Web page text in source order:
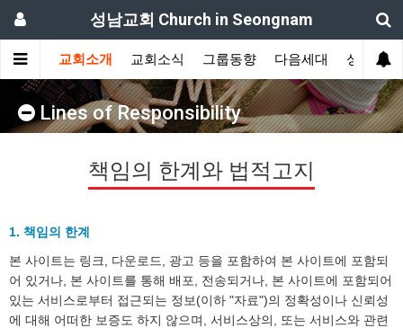
성남교회 Church in Seongnam
교회소개 교회소식 그룹동향 다음세대 성도간증
Lines of Responsibility
책임의 한계와 법적고지
1. 책임의 한계
본 사이트는 링크, 다운로드, 광고 등을 포함하여 본 사이트에 포함되
어 있거나, 본 사이트를 통해 배포, 전송되거나, 본 사이트에 포함되어
있는 서비스로부터 접근되는 정보(이하 "자료")의 정확성이나 신뢰성
에 대해 어떠한 보증도 하지 않으며, 서비스상의, 또는 서비스와 관련